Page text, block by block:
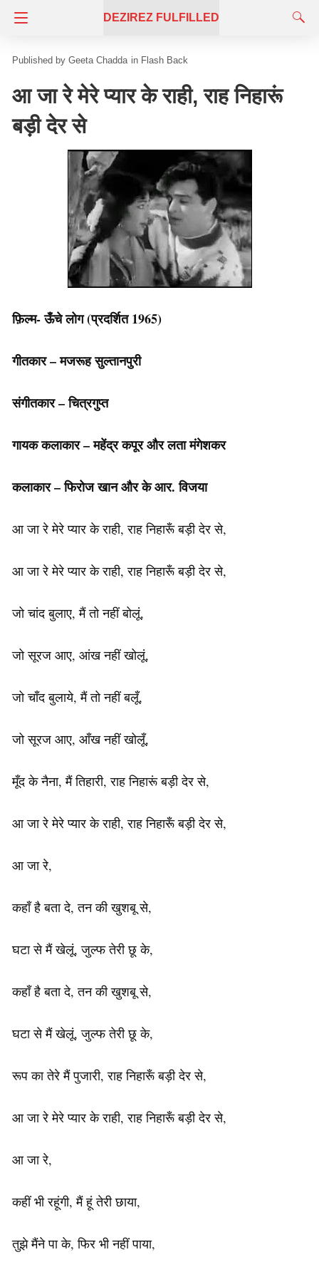
DEZIREZ FULFILLED
Geeta Chadda in Flash Back
आ जा रे मेरे प्यार के राही, राह निहारूं
बड़ी देर से
फ़िल्म- ऊँचे लोग (प्रदर्शित 1965)
गीतकार – मजरूह सुल्तानपुरी
संगीतकार – चित्रगुप्त
गायक कलाकार – महेंद्र कपूर और लता मंगेशकर
कलाकार – फिरोज खान और के आर. विजया
आ जा रे मेरे प्यार के राही, राह निहारूँ बड़ी देर से,
आ जा रे मेरे प्यार के राही, राह निहारूँ बड़ी देर से,
जो चांद बुलाए, मैं तो नहीं बोलूं,
जो सूरज आए, आंख नहीं खोलूं,
जो चाँद बुलाये, मैं तो नहीं बलूँ,
जो सूरज आए, आँख नहीं खोलूँ,
मूँद के नैना, मैं तिहारी, राह निहारूं बड़ी देर से,
आ जा रे मेरे प्यार के राही, राह निहारूँ बड़ी देर से,
आ जा रे,
कहाँ है बता दे, तन की खुशबू से,
घटा से मैं खेलूं, जुल्फ तेरी छू के,
कहाँ है बता दे, तन की खुशबू से,
घटा से मैं खेलूं, जुल्फ तेरी छू के,
रूप का तेरे मैं पुजारी, राह निहारूँ बड़ी देर से,
आ जा रे मेरे प्यार के राही, राह निहारूँ बड़ी देर से,
आ जा रे,
कहीं भी रहूंगी, मैं हूं तेरी छाया,
तुझे मैंने पा के, फिर भी नहीं पाया,